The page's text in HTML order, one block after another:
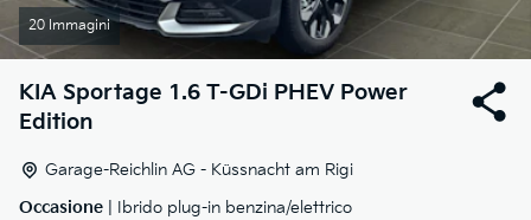
20 Immagini
KIA Sportage 1.6 T-GDi PHEV Power
Edition
Garage-Reichlin AG - Küssnacht am Rigi
Occasione | Ibrido plug-in benzina/elettrico